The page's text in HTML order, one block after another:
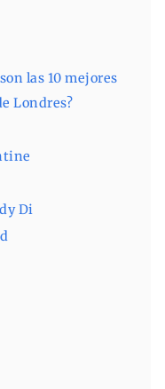
las 10 mejores
Londres?
Di